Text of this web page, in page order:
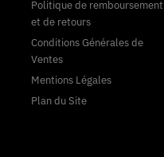
Politique de remboursement
et de retours
Conditions Générales de
Ventes
Mentions Légales
Plan du Site